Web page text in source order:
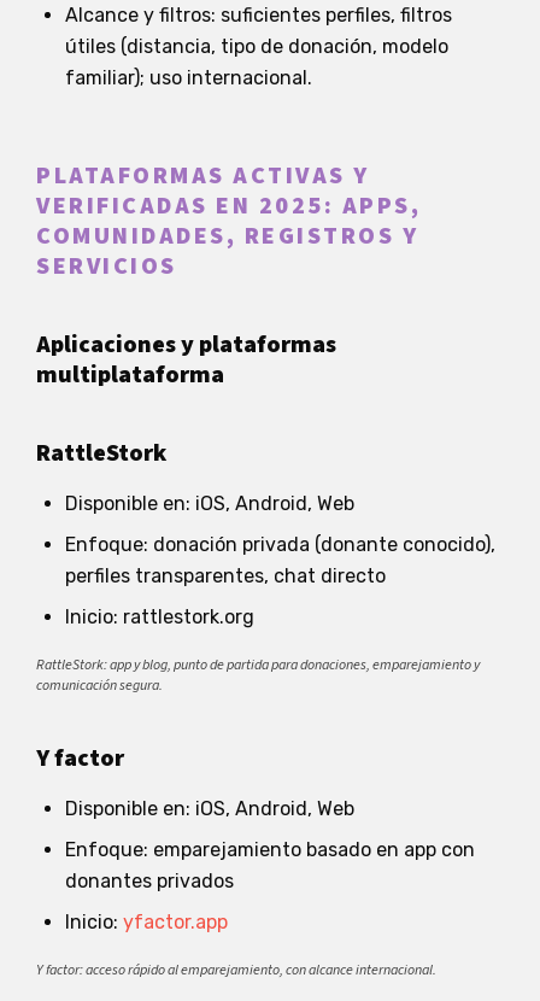
Alcance y filtros: suficientes perfiles, filtros
útiles (distancia, tipo de donación, modelo
familiar); uso internacional.
PLATAFORMAS ACTIVAS Y
VERIFICADAS EN 2025: APPS,
COMUNIDADES, REGISTROS Y
SERVICIOS
Aplicaciones y plataformas
multiplataforma
RattleStork
Disponible en: iOS, Android, Web
Enfoque: donación privada (donante conocido),
perfiles transparentes, chat directo
Inicio: rattlestork.org
RattleStork: app y blog, punto de partida para donaciones, emparejamiento y
comunicación segura.
Y factor
Disponible en: iOS, Android, Web
Enfoque: emparejamiento basado en app con
donantes privados
Inicio: yfactor.app
Y factor: acceso rápido al emparejamiento, con alcance internacional.